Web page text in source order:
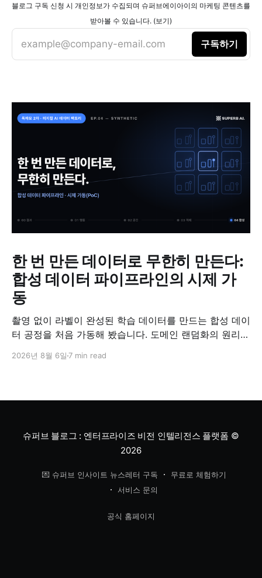
블로그 구독 신청 시 개인정보가 수집되며 슈퍼브에이아이의 마케팅 콘텐츠를
받아볼 수 있습니다. (보기)
example@company-email.com 구독하기
한 번 만든 데이터로 무한히 만든다:
합성 데이터 파이프라인의 시제 가
동
촬영 없이 라벨이 완성된 학습 데이터를 만드는 합성 데이
터 공정을 처음 가동해 봤습니다. 도메인 랜덤화의 원리와
리했습니다.
2026년 8월 6일 7 min read
슈퍼브 블로그 : 엔터프라이즈 비전 인텔리전스 플랫폼 ©
2026
💌 슈퍼브 인사이트 뉴스레터 구독
무료로 체험하기
서비스 문의
공식 홈페이지